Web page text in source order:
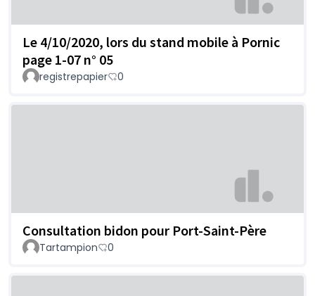
Le 4/10/2020, lors du stand mobile à Pornic
page 1-07 n° 05
registrepapier 0
Consultation bidon pour Port-Saint-Père
Tartampion 0